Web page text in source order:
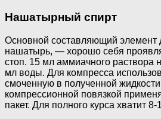
Нашатырный спирт
Основной составляющий элемент
нашатырь, — хорошо себя
стоп. 15 мл аммиачного раствора
мл воды. Для компресса
смоченную в полученной
компрессионной повязкой
пакет. Для полного курса хватит